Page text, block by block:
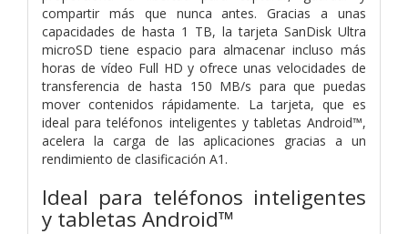
compartir más que nunca antes. Gracias a unas
capacidades de hasta 1 TB, la tarjeta SanDisk Ultra
microSD tiene espacio para almacenar incluso más
horas de vídeo Full HD y ofrece unas velocidades de
transferencia de hasta 150 MB/s para que puedas
mover contenidos rápidamente. La tarjeta, que es
ideal para teléfonos inteligentes y tabletas Android™,
acelera la carga de las aplicaciones gracias a un
rendimiento de clasificación A1.
Ideal para teléfonos inteligentes
y tabletas Android™